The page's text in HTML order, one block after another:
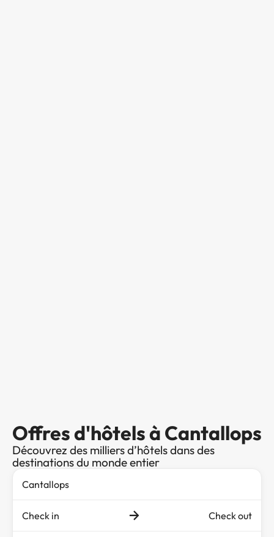
Offres d'hôtels à Cantallops
Découvrez des milliers d’hôtels dans des
destinations du monde entier
Check in Check out